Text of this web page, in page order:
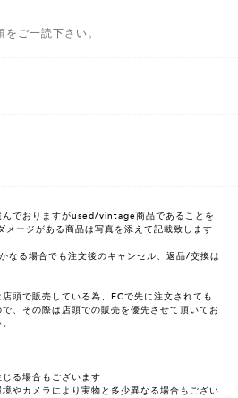
ご一読下さい。
んでおりますがused/vintage商品であることを
メージがある商品は写真を添えて記載致します
なる場合でも注文後のキャンセル、返品/交換は
頭で販売している為、ECで先に注文されても
、その際は店頭での販売を優先させて頂いてお
る場合もございます
やカメラにより実物と多少異なる場合もござい